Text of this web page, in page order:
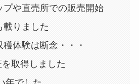
プや直売所での販売開始
載りました
体験は断念・・・
取得しました